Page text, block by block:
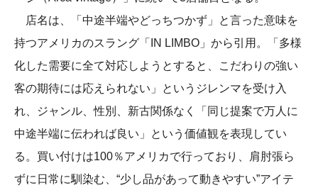
店名は、「中途半端やどっちつかず」と言った意味を
持つアメリカのスラング「IN LIMBO」から引用。「多様
化した需要に全て対応しようとすると、こだわりの強い
客の期待には応えられない」というジレンマを受け入
れ、ジャンル、性別、新古関係なく「同じ提案で万人に
中途半端に伝われば良い」という価値観を表現してい
る。買い付けは100％アメリカで行っており、肩肘張ら
ずに日常に馴染む、“少し品があって動きやすい”アイテ